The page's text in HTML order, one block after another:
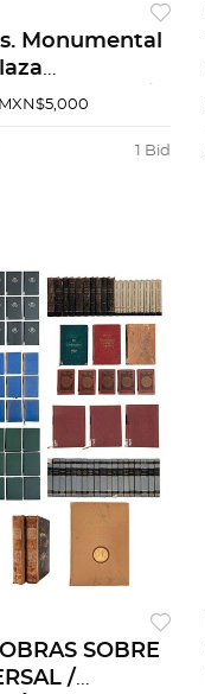
Monumental
/
Pzs7
1 Bid
SOBRE
/